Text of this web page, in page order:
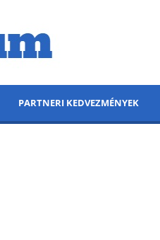
PARTNERI KEDVEZMÉNYEK